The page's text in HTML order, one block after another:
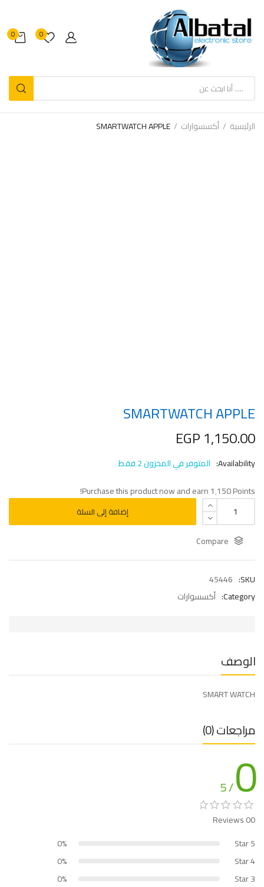
0
0
الرئيسية أكسسوارات SMARTWATCH APPLE
SMARTWATCH APPLE
EGP1,150.00
Availability: المتوفر في المخزون 2 فقط
Purchase this product now and earn1٬150Points!
إضافة إلى السلة
Compare
SKU:
45446
Category: أكسسوارات
الوصف
SMART WATCH
مراجعات (0)
0
/ 5
00 Reviews
5 Star
0%
4 Star
0%
3 Star
0%